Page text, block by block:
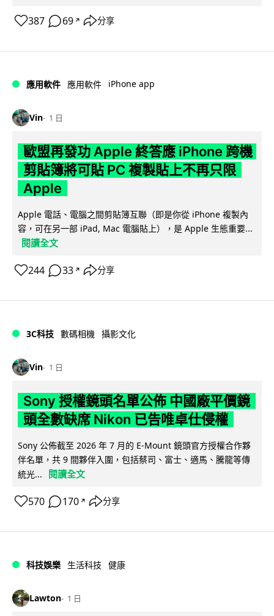
387 69 ↗ 分享
應用軟件 應用軟件 iPhone app
Vin 1 日
歐盟再發功 Apple 終答應 iPhone 跨機
剪貼簿將可貼 PC 複製貼上不再只限
Apple
Apple 電話、電腦之間剪貼簿互聯（即是你從 iPhone 複製內
容，可在另一部 iPad, Mac 電腦貼上），是 Apple 生態重要...
閱讀全文
244 33 ↗ 分享
3C科技 數碼相機 攝影文化
Vin 1 日
Sony 授權鏡頭名單公佈 中國廠平價鏡
頭全數缺席 Nikon 已告唯卓仕侵權
Sony 公佈截至 2026 年 7 月的 E-Mount 鏡頭官方授權合作夥
伴名單，共 9 間夥伴入圍，包括蔡司、富士、適馬、騰龍等傳
統光...
閱讀全文
570 170 ↗ 分享
科技娛樂 生活科技 健康
Lawton 1 日